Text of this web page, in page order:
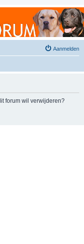
Aanmelden
forum wil verwijderen?